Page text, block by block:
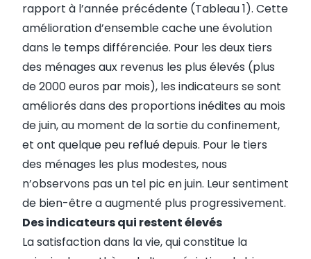
rapport à l’année précédente (Tableau 1). Cette
amélioration d’ensemble cache une évolution
dans le temps différenciée. Pour les deux tiers
des ménages aux revenus les plus élevés (plus
de 2000 euros par mois), les indicateurs se sont
améliorés dans des proportions inédites au mois
de juin, au moment de la sortie du confinement,
et ont quelque peu reflué depuis. Pour le tiers
des ménages les plus modestes, nous
n’observons pas un tel pic en juin. Leur sentiment
de bien-être a augmenté plus progressivement.
Des indicateurs qui restent élevés
La satisfaction dans la vie, qui constitue la